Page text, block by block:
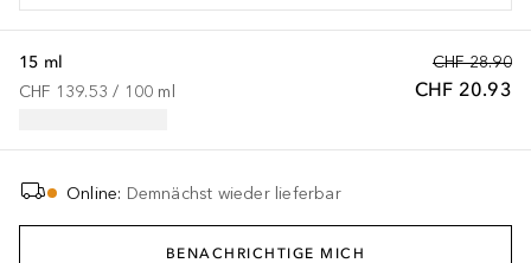
CHF 28.90
CHF 20.93
15 ml
CHF 139.53 / 100 ml
Online: Demnächst wieder lieferbar
BENACHRICHTIGE MICH